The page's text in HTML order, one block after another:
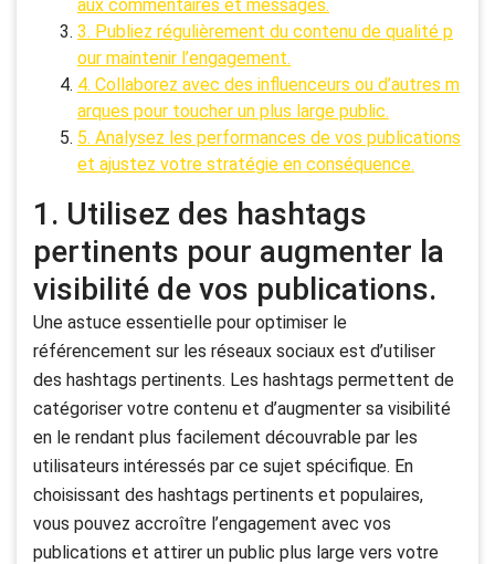
aux commentaires et messages.
3. Publiez régulièrement du contenu de qualité p
our maintenir l’engagement.
4. Collaborez avec des influenceurs ou d’autres m
arques pour toucher un plus large public.
5. Analysez les performances de vos publications
et ajustez votre stratégie en conséquence.
1. Utilisez des hashtags
pertinents pour augmenter la
visibilité de vos publications.
Une astuce essentielle pour optimiser le
référencement sur les réseaux sociaux est d’utiliser
des hashtags pertinents. Les hashtags permettent de
catégoriser votre contenu et d’augmenter sa visibilité
en le rendant plus facilement découvrable par les
utilisateurs intéressés par ce sujet spécifique. En
choisissant des hashtags pertinents et populaires,
vous pouvez accroître l’engagement avec vos
publications et attirer un public plus large vers votre